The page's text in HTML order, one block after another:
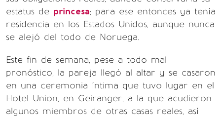
estatus de princesa; para ese entonces ya tenía
residencia en los Estados Unidos, aunque nunca
se alejó del todo de Noruega.
Este fin de semana, pese a todo mal
pronóstico, la pareja llegó al altar y se casaron
en una ceremonia íntima que tuvo lugar en el
Hotel Union, en Geiranger, a la que acudieron
algunos miembros de otras casas reales, así